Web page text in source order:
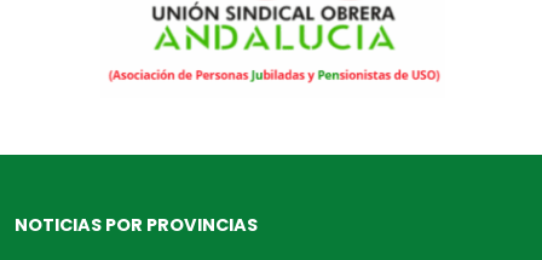
NOTICIAS POR PROVINCIAS